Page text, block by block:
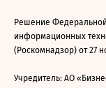
Решение
информационных
(Роскомнадзор) от 27
Учредитель: АО